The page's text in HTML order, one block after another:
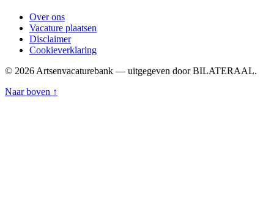
Over ons
Vacature plaatsen
Disclaimer
Cookieverklaring
© 2026 Artsenvacaturebank — uitgegeven door BILATERAAL.
Naar boven ↑